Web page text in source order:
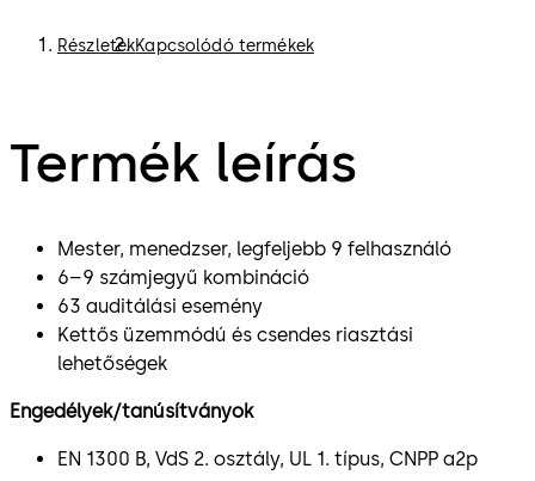
RészletekKapcsolódó termékek
Termék leírás
Mester, menedzser, legfeljebb 9 felhasználó
6–9 számjegyű kombináció
63 auditálási esemény
Kettős üzemmódú és csendes riasztási
lehetőségek
Engedélyek/tanúsítványok
EN 1300 B, VdS 2. osztály, UL 1. típus, CNPP a2p